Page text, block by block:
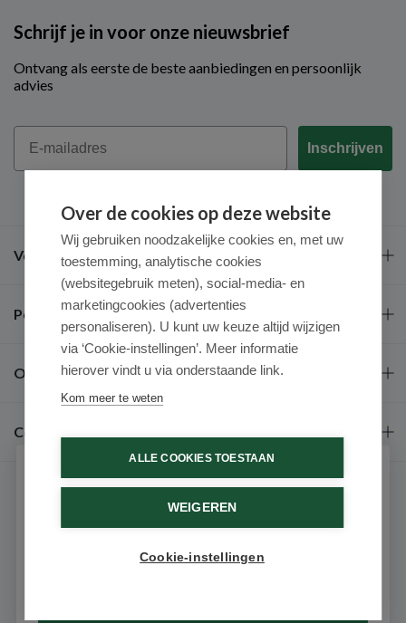
Schrijf je in voor onze nieuwsbrief
Ontvang als eerste de beste aanbiedingen en persoonlijk
advies
Email
Inschrijven
Veel gestelde vragen
Populaire merken
Over ons
Contact
9.6 / 10 (531 beoordelingen)
Over de cookies op deze website
Wij gebruiken noodzakelijke cookies en, met uw
toestemming, analytische cookies
(websitegebruik meten), social-media- en
marketingcookies (advertenties
personaliseren). U kunt uw keuze altijd wijzigen
via ‘Cookie-instellingen’. Meer informatie
hierover vindt u via onderstaande link.
Kom meer te weten
ALLE COOKIES TOESTAAN
WEIGEREN
Cookie-instellingen
Schrijf je in voor onze nieuwsbrief
Ontvang als eerste de beste aanbiedingen en persoonlijk
advies